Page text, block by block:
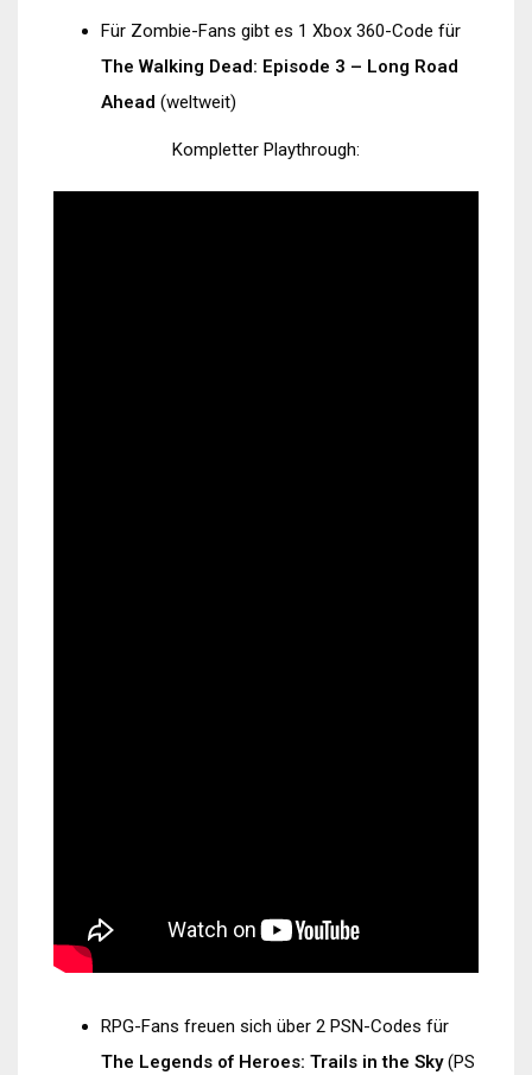
Für Zombie-Fans gibt es 1 Xbox 360-Code für
The Walking Dead: Episode 3 – Long Road
Ahead (weltweit)
Kompletter Playthrough:
RPG-Fans freuen sich über 2 PSN-Codes für
The Legends of Heroes: Trails in the Sky(PS